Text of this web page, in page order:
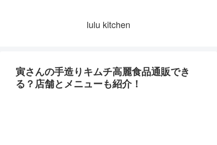
lulu kitchen
寅さんの手造りキムチ高麗食品通販でき
る？店舗とメニューも紹介！